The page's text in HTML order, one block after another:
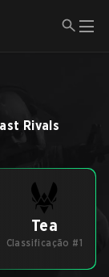
Rivals
Tea
Classificação #1